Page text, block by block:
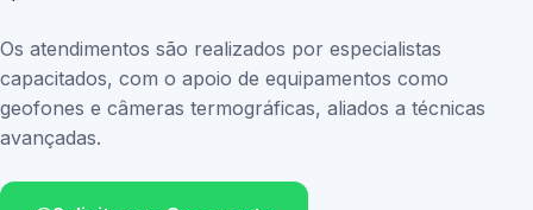
Os atendimentos são realizados por especialistas
capacitados, com o apoio de equipamentos como
geofones e câmeras termográficas, aliados a técnicas
avançadas.